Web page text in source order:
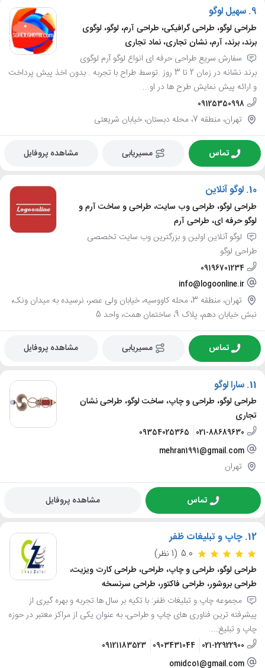
9. سهیل لوگو
طراحی لوگو، طراحی گرافیکی، طراحی آرم، لوگو، لوگوی
برند، برند، آرم، نشان تجاری، نماد تجاری
سفارش سریع طراحی حرفه ای انواع لوگو آرم لوگوی
برند نشانه در زمان 2 تا 3 روز .توسط طراح با تجربه . بدون اخذ پیش پرداخت
و ارائه پیش نمایش طرح ها در او...
09125350998
تهران، منطقه 7، محله دبستان، خیابان شریعتی
تماس مسیریابی مشاهده پروفایل
10. لوگو آنلاین
طراحی لوگو، طراحی وب سایت، طراحی و ساخت آرم و
لوگو حرفه ای، طراحی آرم
لوگو آنلاین اولین و بزرگترین وب سایت تخصصی
طراحی لوگو
09196701234
info@logoonline.ir
تهران، منطقه 3، محله کاووسیه، خیابان ولی عصر، نرسیده به میدان ونک،
نبش خیابان دهم، پلاک 9، ساختمان همت، واحد 5
تماس مسیریابی مشاهده پروفایل
11. سارا لوگو
طراحی لوگو، طراحی و چاپ، ساخت لوگو، طراحی نشان
تجاری
021-88689630
09354025365
mehran1991@gmail.com
تهران
تماس مشاهده پروفایل
12. چاپ و تبلیغات ظفر
5.0 (1 نظر)
طراحی لوگو، طراحی و چاپ، طراحی، طراحی کارت ویزیت،
طراحی بروشور، طراحی فاکتور، طراحی سرنسخه
مجموعه چاپ و تبلیغات ظفر: با تکیه بر سال ها تجربه و بهره گیری از
پیشرفته ترین فناوری های چاپ و طراحی، به عنوان یکی از مراکز معتبر در حوزه
چاپ و تبلیغ...
021-22922900
0903431044
09121183523
omidco1@gmail.com